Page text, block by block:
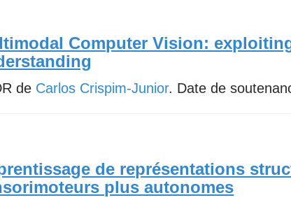
Computer Vision:
de Carlos Crispim-Junior. Date de
de représentations
plus autonomes